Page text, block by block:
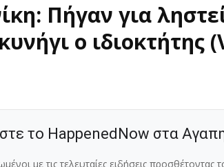
Πήγαν για
ο ιδιοκτήτης
το HappenedNow στα
με τις τελευταίες ειδήσεις προσθέτοντας